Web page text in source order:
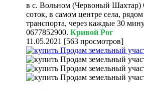
в с. Вольном (Червоный Шахтар)
соток, в самом центре села,
транспорта, через каждые 30
0677852900. Кривой Рог
11.05.2021 [563 просмотров]